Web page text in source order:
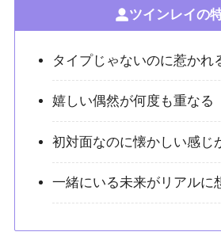
ツインレイの
タイプじゃないのに惹かれ
嬉しい偶然が何度も重なる
初対面なのに懐かしい感じ
一緒にいる未来がリアルに